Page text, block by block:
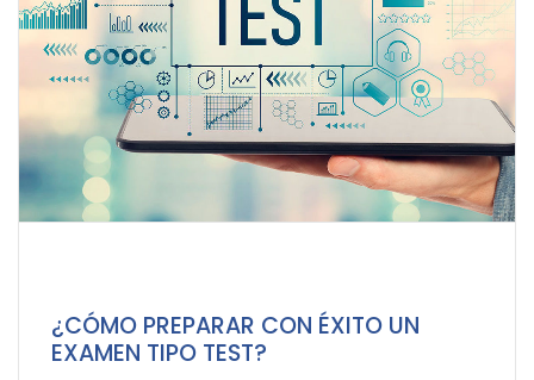
¿CÓMO PREPARAR CON ÉXITO UN
EXAMEN TIPO TEST?